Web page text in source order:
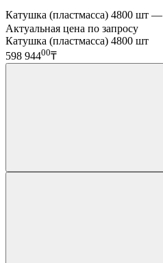
Катушка (пластмасса) 4800 шт —
Актуальная цена по запросу
Катушка (пластмасса) 4800 шт
598 94400₸